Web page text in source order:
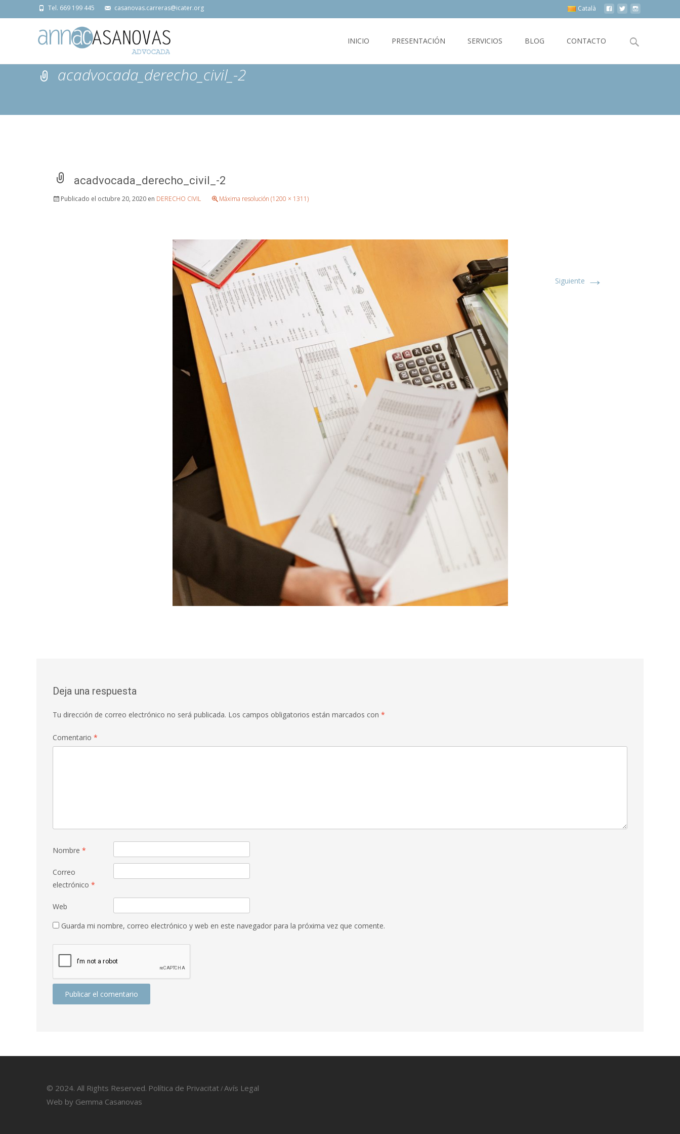
Tel. 669 199 445 casanovas.carreras@icater.org Català
INICIO PRESENTACIÓN SERVICIOS BLOG CONTACTO
acadvocada_derecho_civil_-2
acadvocada_derecho_civil_-2
Publicado el octubre 20, 2020 en DERECHO CIVIL Máxima resolución (1200 × 1311)
Siguiente →
Deja una respuesta
Tu dirección de correo electrónico no será publicada. Los campos obligatorios están marcados con *
Comentario *
Nombre *
Correo
electrónico *
Web
Guarda mi nombre, correo electrónico y web en este navegador para la próxima vez que comente.
© 2024. All Rights Reserved. Política de Privacitat/Avís Legal
Web by Gemma Casanovas